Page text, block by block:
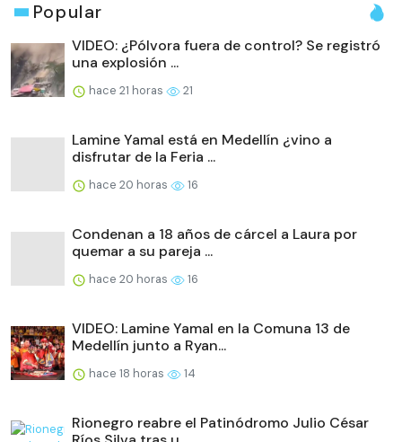
Popular
VIDEO: ¿Pólvora fuera de control? Se registró
una explosión ...
hace 21 horas 21
Lamine Yamal está en Medellín ¿vino a
disfrutar de la Feria ...
hace 20 horas 16
Condenan a 18 años de cárcel a Laura por
quemar a su pareja ...
hace 20 horas 16
VIDEO: Lamine Yamal en la Comuna 13 de
Medellín junto a Ryan...
hace 18 horas 14
Rionegro reabre el Patinódromo Julio César